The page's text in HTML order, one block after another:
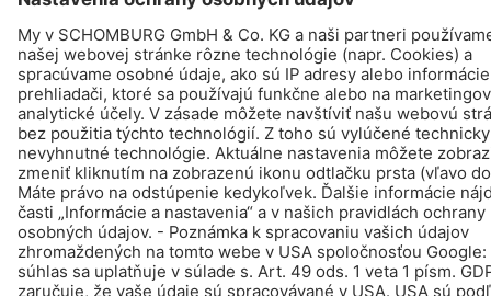
© Schomburg.Tiráž|Informácie o ochrane osobných údajov pre návštevníkov webovej
stránky
Design & realizácia +| LOUIS INTERNET